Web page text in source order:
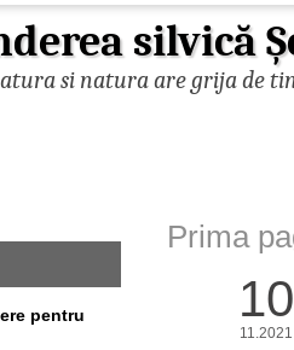
silvică
si natura are grija de
pentru
Prima
10
11.2021